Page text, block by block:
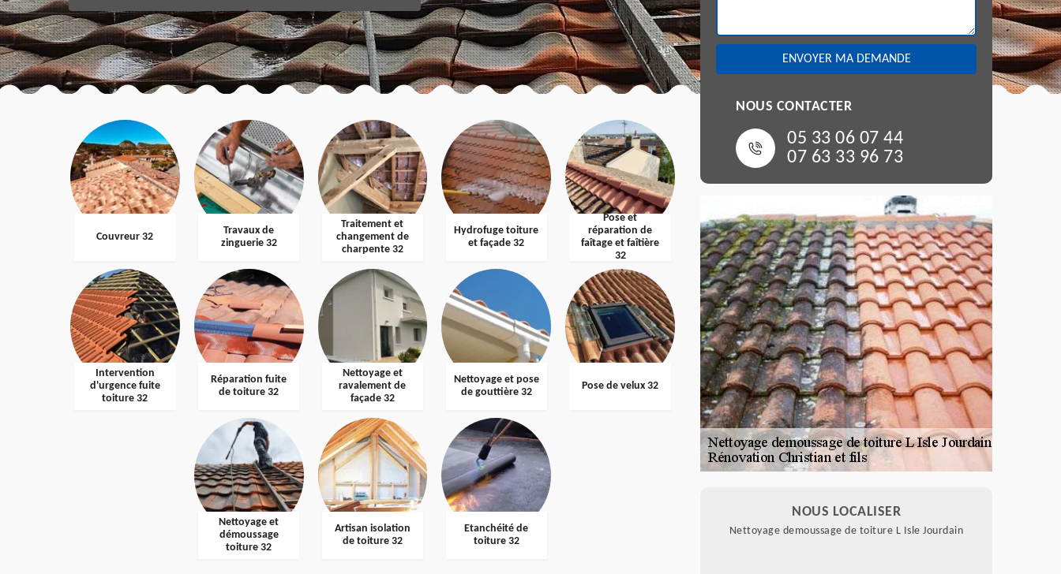
Couvreur 32
Travaux de
zinguerie 32
Traitement et
changement de
charpente 32
Hydrofuge toiture
et façade 32
Pose et
réparation de
faîtage et faîtière
32
Intervention
d'urgence fuite
toiture 32
Réparation fuite
de toiture 32
Nettoyage et
ravalement de
façade 32
Nettoyage et pose
de gouttière 32
Pose de velux 32
Nettoyage et
démoussage
toiture 32
Artisan isolation
de toiture 32
Etanchéité de
toiture 32
NOUS CONTACTER
05 33 06 07 44
07 63 33 96 73
NOUS LOCALISER
Nettoyage demoussage de toiture L Isle Jourdain